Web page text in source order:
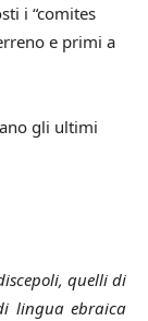
i “comites
e primi a
gli ultimi
quelli di
lingua ebraica